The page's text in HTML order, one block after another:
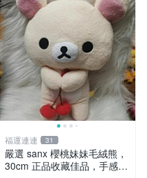
福運連連 31
嚴選 sanx 櫻桃妹妹毛絨熊，
30cm 正品收藏佳品，手感極